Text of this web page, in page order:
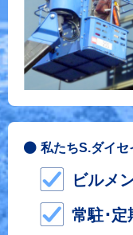
私たちS.ダイセ
ビルメ
常駐･定